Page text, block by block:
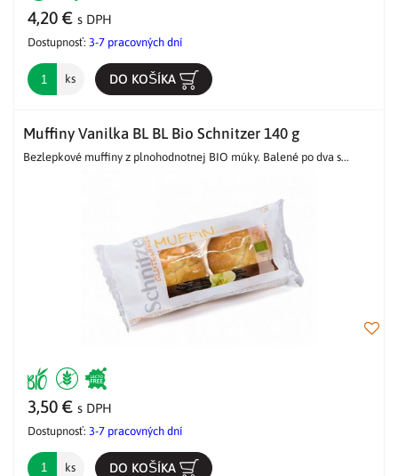
4,20 € s DPH
Dostupnosť: 3-7 pracovných dní
ks DO KOŠÍKA
Muffiny Vanilka BL BL Bio Schnitzer 140 g
Bezlepkové muffiny z plnohodnotnej BIO múky. Balené po dva s...
3,50 € s DPH
Dostupnosť: 3-7 pracovných dní
ks DO KOŠÍKA